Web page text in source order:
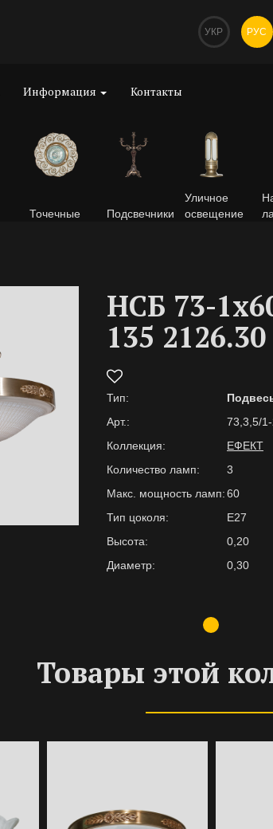
УКР РУС
Информация Контакты
Точечные Подсвечники
Уличное
освещение
НСБ 73-
135 2126.30
Тип:
Арт.:
73,3,5/
Коллекция:
ЕФЕКТ
Количество ламп:
3
Макс. мощность ламп:60
Тип цоколя:
E27
Высота:
0,20
Диаметр:
0,30
Товары этой